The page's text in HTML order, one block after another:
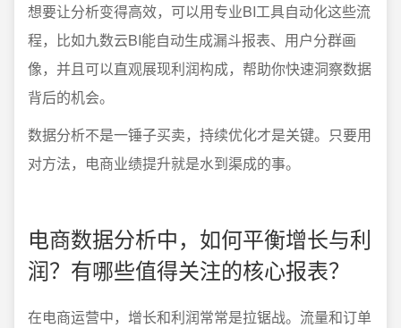
想要让分析变得高效，可以用专业BI工具自动化这些流
程，比如九数云BI能自动生成漏斗报表、用户分群画
像，并且可以直观展现利润构成，帮助你快速洞察数据
背后的机会。
数据分析不是一锤子买卖，持续优化才是关键。只要用
对方法，电商业绩提升就是水到渠成的事。
电商数据分析中，如何平衡增长与利
润？有哪些值得关注的核心报表？
在电商运营中，增长和利润常常是拉锯战。流量和订单